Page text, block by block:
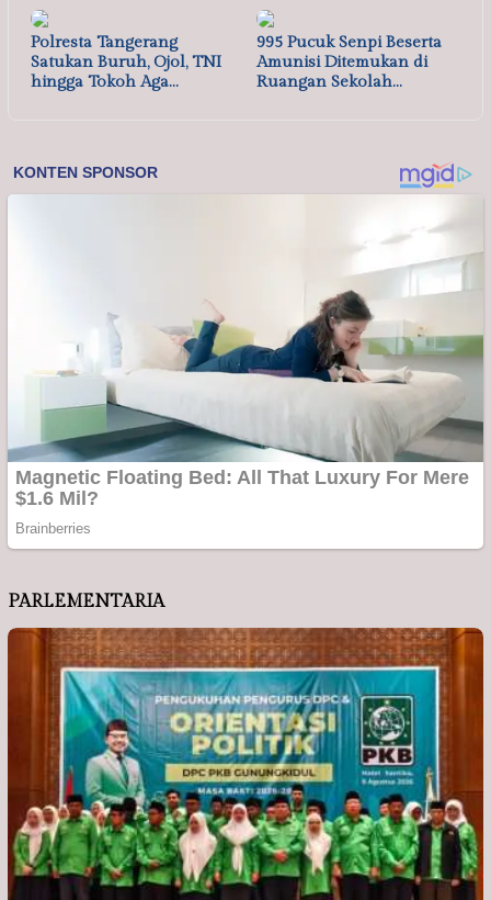
Polresta Tangerang
Satukan Buruh, Ojol, TNI
hingga Tokoh Aga…
995 Pucuk Senpi Beserta
Amunisi Ditemukan di
Ruangan Sekolah…
PARLEMENTARIA